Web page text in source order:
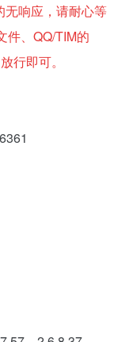
无响应，请耐心等
件、QQ/TIM的
行即可。